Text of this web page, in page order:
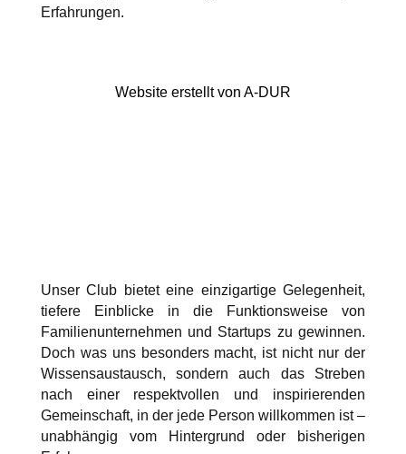
Erfahrungen.
Website erstellt von A-DUR
Unser Club bietet eine einzigartige Gelegenheit,
tiefere Einblicke in die Funktionsweise von
Familienunternehmen und Startups zu gewinnen.
Doch was uns besonders macht, ist nicht nur der
Wissensaustausch, sondern auch das Streben
nach einer respektvollen und inspirierenden
Gemeinschaft, in der jede Person willkommen ist –
unabhängig vom Hintergrund oder bisherigen